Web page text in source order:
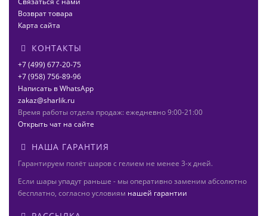
Возврат товара
Карта сайта
КОНТАКТЫ
+7 (499) 677-20-75
+7 (958) 756-89-96
Написать в WhatsApp
zakaz@sharlik.ru
Время работы отдела продаж: ежедневно 9:00-21:00
Открыть чат на сайте
НАША ГАРАНТИЯ
Гарантируем полёт шаров с гелием не менее 3-х дней.
Если шары упадут раньше - мы оперативно заменим абсолютно
бесплатно, согласно условиям нашей гарантии